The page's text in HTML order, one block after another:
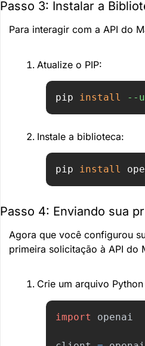
Passo 3: Instalar a
Para interagir com a API do
Atualize o PIP:
pip install --
Instale a biblioteca:
pip install
Passo 4: Enviando sua
Agora que você configurou
primeira solicitação à API do
Crie um arquivo
import openai